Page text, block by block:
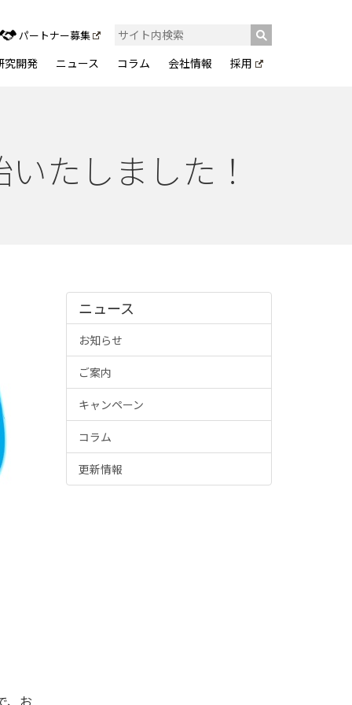
究開発 ニュース コラム 会社情報 採用
パートナー募集
たしました！
、お
ニュース
お知らせ
ご案内
キャンペーン
コラム
更新情報